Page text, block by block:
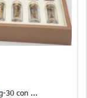
30 con ...